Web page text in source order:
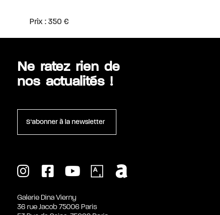
Prix : 350 €
Ne ratez rien de
nos actualités !
S’abonner à la newsletter
Galerie Dina Vierny
36 rue Jacob 75006 Paris